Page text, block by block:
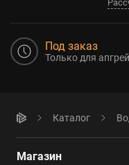
Под заказ
Только для
Каталог
Магазин